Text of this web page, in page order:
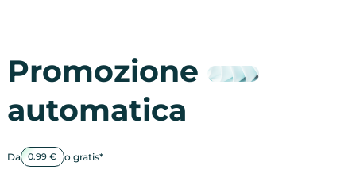
Promozione
automatica
Da 0.99 € o gratis*